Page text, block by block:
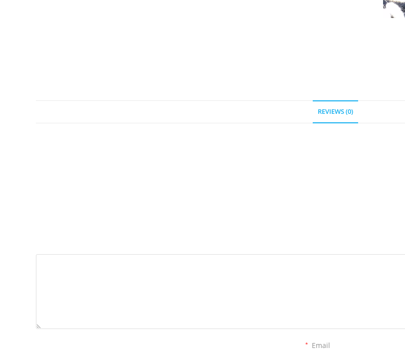
REVIEWS (0)
Email
*